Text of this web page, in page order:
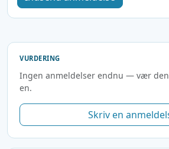
VURDERING
Ingen anmeldelser endnu — vær
en.
Skriv en